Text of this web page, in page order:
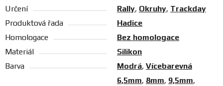
Určení
Rally, Okruhy, Trackday
Produktová řada
Hadice
Homologace
Bez homologace
Materiál
Silikon
Barva
Modrá, Vícebarevná
6,5mm, 8mm, 9,5mm,